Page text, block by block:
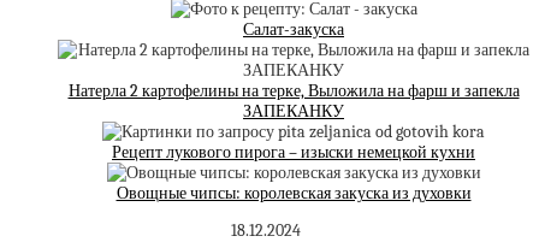
Салат-закуска
Натерла 2 картофелины на терке, Выложила на фарш и запекла
ЗАПЕКАНКУ
Рецепт лукового пирога – изыски немецкой кухни
Овощные чипсы: королевская закуска из духовки
18.12.2024